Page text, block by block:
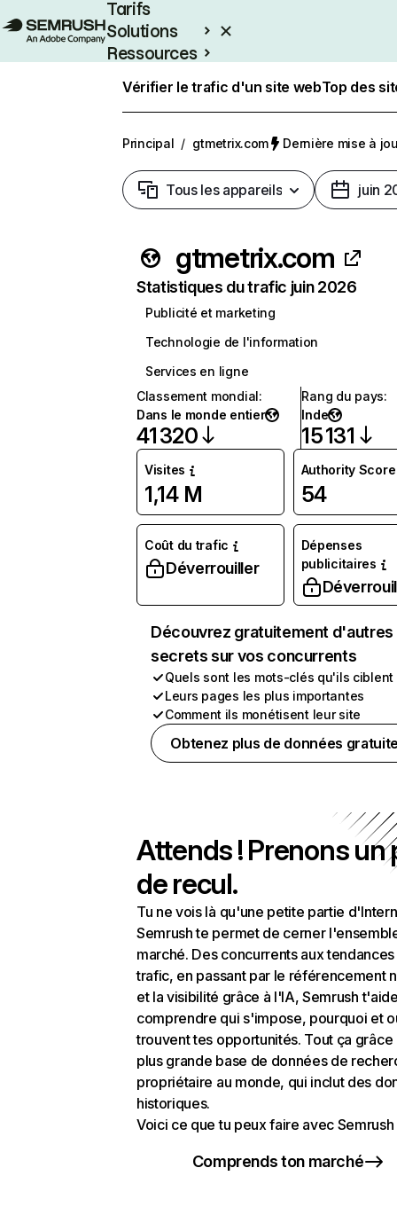
Tarifs
Solutions
Ressources
Vérifier le trafic d'un site webTop des
Principal / gtmetrix.com Dernière mise à
Tous les appareils juin
gtmetrix.com
Statistiques du trafic juin 2026
Publicité et marketing
Technologie de l'information
Services en ligne
Classement mondial:
Dans le monde entier
41 320
Rang du pays:
Inde
15 131
Visites
1,14 M
Authority Score
54
Coût du trafic
Déverrouiller
Dépenses
publicitaires
Découvrez gratuitement d'autres
secrets sur vos concurrents
Quels sont les mots-clés qu'ils ciblent
Leurs pages les plus importantes
Comment ils monétisent leur site
Obtenez plus de données
Attends ! Prenons un
de recul.
Tu ne vois là qu'une petite partie
Semrush te permet de cerner
marché. Des concurrents aux
trafic, en passant par le référencement
et la visibilité grâce à l'IA, Semrush
comprendre qui s'impose, pourquoi et
trouvent tes opportunités. Tout ça grâce
plus grande base de données de
propriétaire au monde, qui inclut des
historiques.
Voici ce que tu peux faire avec Semrush
Comprends ton marché